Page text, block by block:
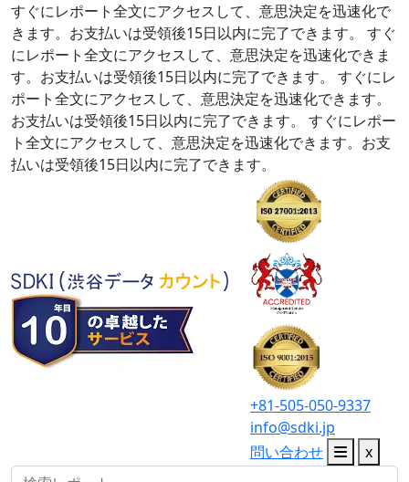
すぐにレポート全文にアクセスして、意思決定を迅速化で
きます。お支払いは受領後15日以内に完了できます。
すぐ
にレポート全文にアクセスして、意思決定を迅速化できま
す。お支払いは受領後15日以内に完了できます。
すぐにレ
ポート全文にアクセスして、意思決定を迅速化できます。
お支払いは受領後15日以内に完了できます。
すぐにレポー
ト全文にアクセスして、意思決定を迅速化できます。お支
払いは受領後15日以内に完了できます。
+81-505-050-9337
info@sdki.jp
問い合わせ
x